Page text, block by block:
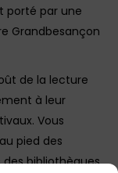
porté par une
Grandbesançon
de la lecture
à leur
Vous
au pied des
bibliothèques